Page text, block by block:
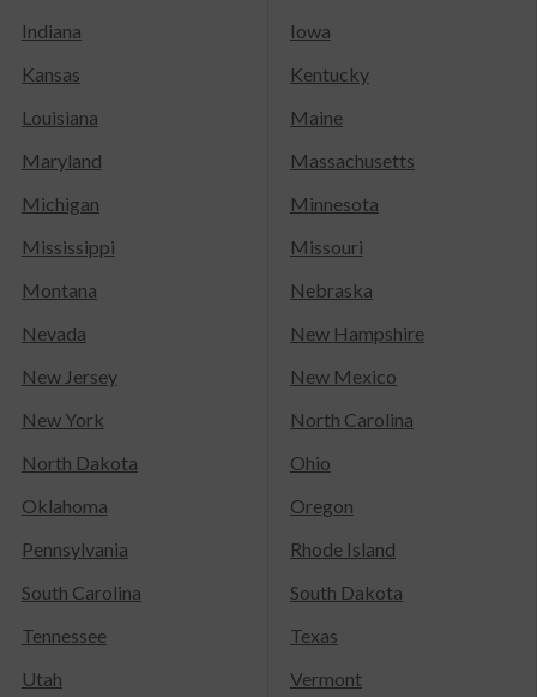
Indiana
Iowa
Kansas
Kentucky
Louisiana
Maine
Maryland
Massachusetts
Michigan
Minnesota
Mississippi
Missouri
Montana
Nebraska
Nevada
New Hampshire
New Jersey
New Mexico
New York
North Carolina
North Dakota
Ohio
Oklahoma
Oregon
Pennsylvania
Rhode Island
South Carolina
South Dakota
Tennessee
Texas
Utah
Vermont